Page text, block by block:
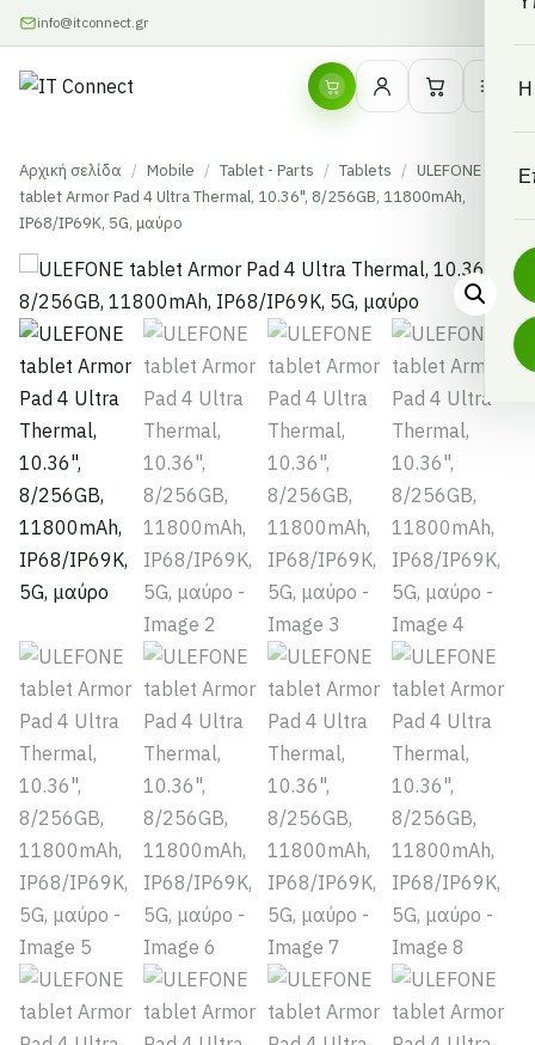
info@itconnect.gr
Η
Αρχική σελίδα / Mobile / Tablet - Parts / Tablets / ULEFONE
tablet Armor Pad 4 Ultra Thermal, 10.36", 8/256GB, 11800mAh,
IP68/IP69K, 5G, μαύρο